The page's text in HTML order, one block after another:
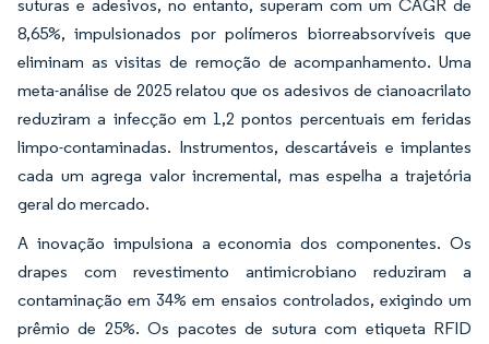
suturas e adesivos, no entanto, superam com um CAGR de
8,65%, impulsionados por polímeros biorreabsorvíveis que
eliminam as visitas de remoção de acompanhamento. Uma
meta-análise de 2025 relatou que os adesivos de cianoacrilato
reduziram a infecção em 1,2 pontos percentuais em feridas
limpo-contaminadas. Instrumentos, descartáveis e implantes
cada um agrega valor incremental, mas espelha a trajetória
geral do mercado.
A inovação impulsiona a economia dos componentes. Os
drapes com revestimento antimicrobiano reduziram a
contaminação em 34% em ensaios controlados, exigindo um
prêmio de 25%. Os pacotes de sutura com etiqueta RFID